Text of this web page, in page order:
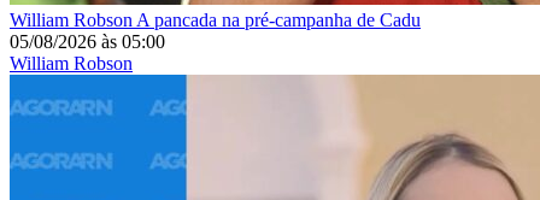
William Robson A pancada na pré-campanha de Cadu
05/08/2026 às 05:00
William Robson